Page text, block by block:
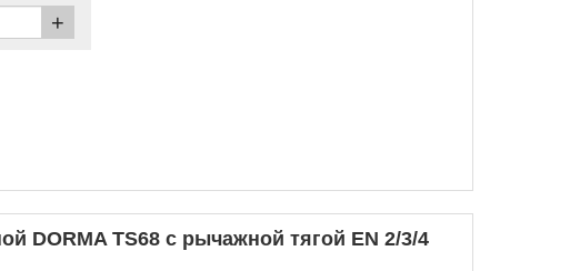
+
DORMA TS68 с рычажной тягой EN 2/3/4